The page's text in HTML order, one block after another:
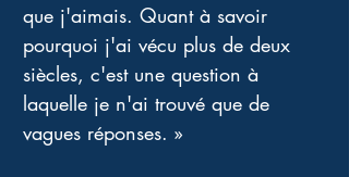
que j'aimais. Quant à savoir
pourquoi j'ai vécu plus de deux
siècles, c'est une question à
laquelle je n'ai trouvé que de
vagues réponses. »